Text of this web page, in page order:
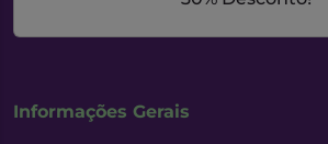
Informações Gerais